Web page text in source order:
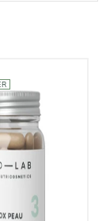
Peau |